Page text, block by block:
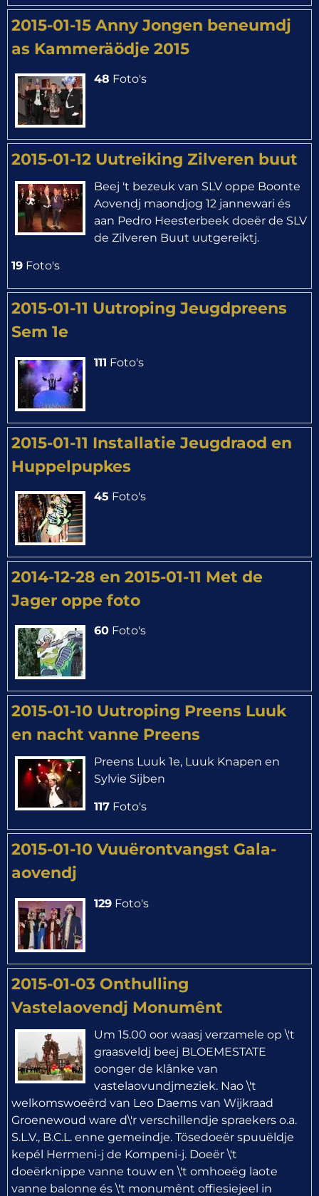
2015-01-15 Anny Jongen beneumdj
as Kammeräödje 2015
48 Foto's
2015-01-12 Uutreiking Zilveren buut
Beej 't bezeuk van SLV oppe Boonte
Aovendj maondjog 12 jannewari és
aan Pedro Heesterbeek doeër de SLV
de Zilveren Buut uutgereiktj.
19 Foto's
2015-01-11 Uutroping Jeugdpreens
Sem 1e
111 Foto's
2015-01-11 Installatie Jeugdraod en
Huppelpupkes
45 Foto's
2014-12-28 en 2015-01-11 Met de
Jager oppe foto
60 Foto's
2015-01-10 Uutroping Preens Luuk
en nacht vanne Preens
Preens Luuk 1e, Luuk Knapen en
Sylvie Sijben
117 Foto's
2015-01-10 Vuuërontvangst Gala-
aovendj
129 Foto's
2015-01-03 Onthulling
Vastelaovendj Monumênt
Um 15.00 oor waasj verzamele op \'t
graasveldj beej BLOEMESTATE
oonger de klânke van
vastelaovundjmeziek. Nao \'t
welkomswoeërd van Leo Daems van Wijkraad
Groenewoud ware d\'r verschillendje spraekers o.a.
S.L.V., B.C.L. enne gemeindje. Tösedoeër spuuëldje
kepél Hermeni-j de Kompeni-j. Doeër \'t
doeërknippe vanne touw en \'t omhoeëg laote
vanne balonne és \'t monumênt offiesiejeel in